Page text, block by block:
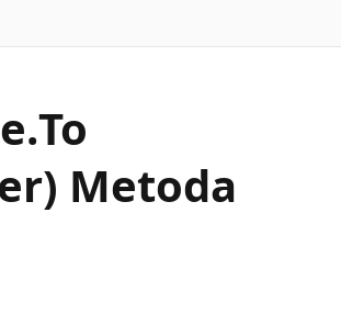
To
Metoda